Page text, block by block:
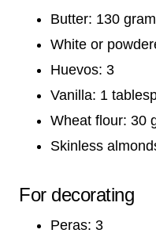
Butter: 130
White or
Huevos: 3
Vanilla: 1
Wheat flour: 30
Skinless
For decorating
Peras: 3